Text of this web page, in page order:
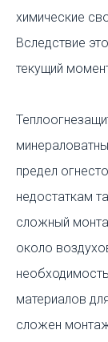
химические
Вследствие
текущий
предел
недостаткам
сложный
около
материалов
сложен